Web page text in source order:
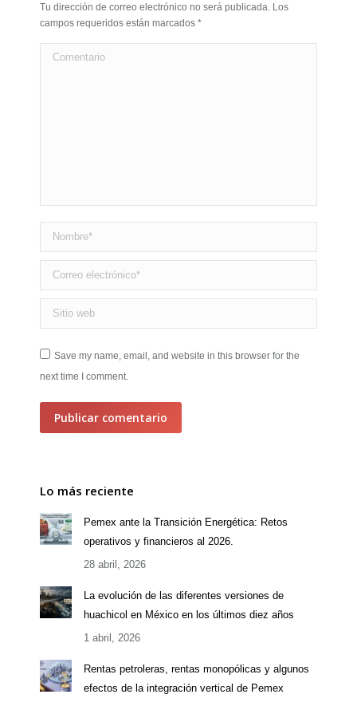
Tu dirección de correo electrónico no será publicada. Los
campos requeridos están marcados *
Comentario
Nombre *
Correo electrónico *
Sitio web
Save my name, email, and website in this browser for the
next time I comment.
Publicar comentario
Lo más reciente
Pemex ante la Transición Energética: Retos
operativos y financieros al 2026.
28 abril, 2026
La evolución de las diferentes versiones de
huachicol en México en los últimos diez años
1 abril, 2026
Rentas petroleras, rentas monopólicas y algunos
efectos de la integración vertical de Pemex